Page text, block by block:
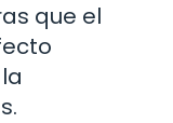
que el